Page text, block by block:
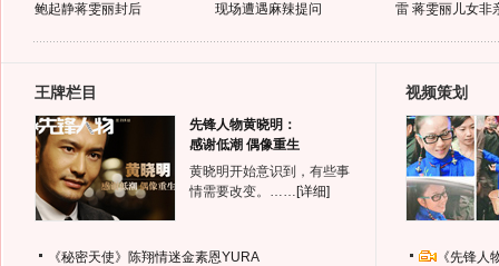
鲍起静蒋雯丽封后
现场遭遇麻辣提问
雷 蒋雯丽儿女非
王牌栏目
先锋人物黄晓明：
感谢低潮 偶像重生
黄晓明开始意识到，有些事
情需要改变。…… [详细]
《秘密天使》陈翔情迷金素恩YURA
视频策划
《先锋